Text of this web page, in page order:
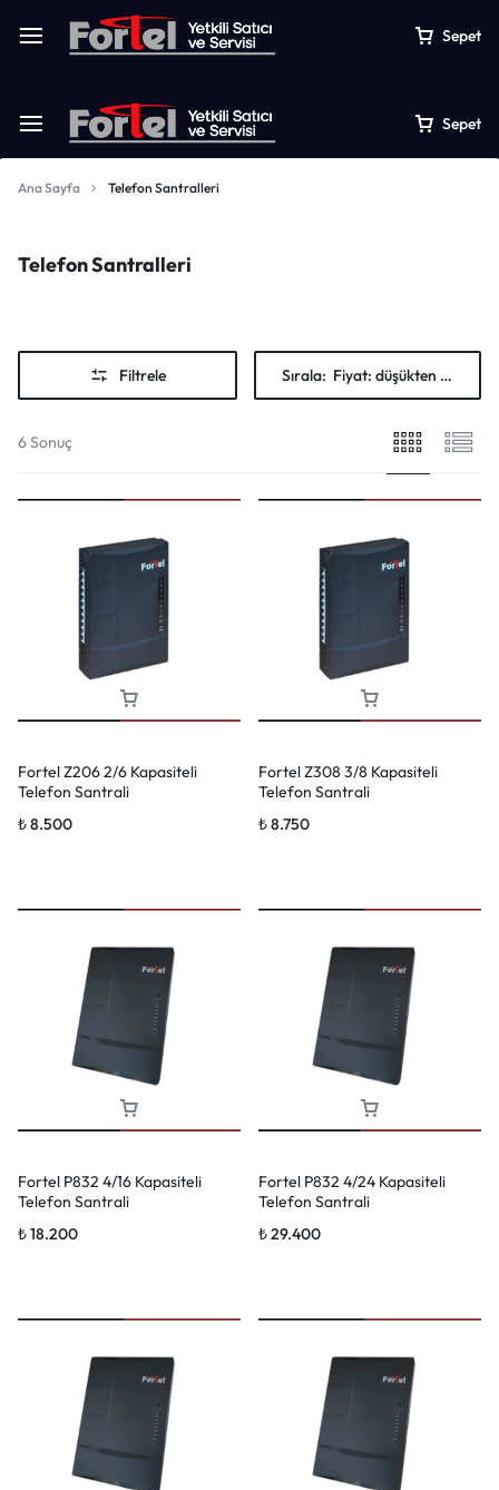
Sepet
Sepet
Ana Sayfa Telefon Santralleri
Telefon Santralleri
Filtrele Sırala: Fiyat: düşükten yükseğe
6 Sonuç
Fortel Z206 2/6 Kapasiteli
Telefon Santrali
₺8.500
Fortel Z308 3/8 Kapasiteli
Telefon Santrali
₺8.750
Fortel P832 4/16 Kapasiteli
Telefon Santrali
₺18.200
Fortel P832 4/24 Kapasiteli
Telefon Santrali
₺29.400